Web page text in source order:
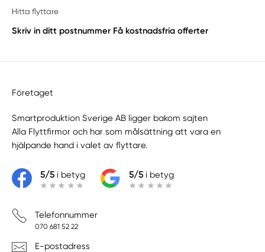
Hitta flyttare
Skriv in ditt postnummer Få kostnadsfria offerter
Företaget
Smartproduktion Sverige AB ligger bakom sajten
Alla Flyttfirmor och har som målsättning att vara en
hjälpande hand i valet av flyttare.
5/5i betyg 5/5i betyg
Telefonnummer
070 681 52 22
E-postadress